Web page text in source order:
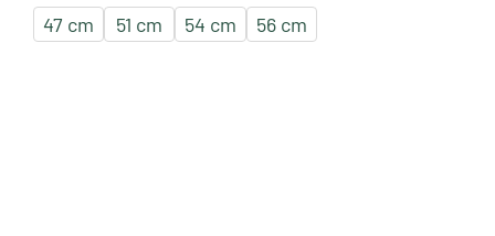
47 cm 51 cm 54 cm 56 cm